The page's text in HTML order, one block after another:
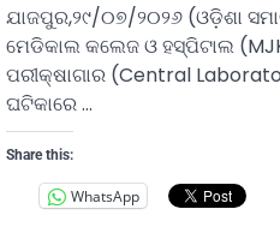
ଯାଜପୁର,୨୯/୦୭/୨୦୨୬ (ଓଡ଼ିଶା
ମେଡିକାଲ କଲେଜ ଓ ହସ୍ପିଟାଲ
ପରୀକ୍ଷାଗାର (Central
ଘଟିକାରେ …
Share this:
WhatsApp